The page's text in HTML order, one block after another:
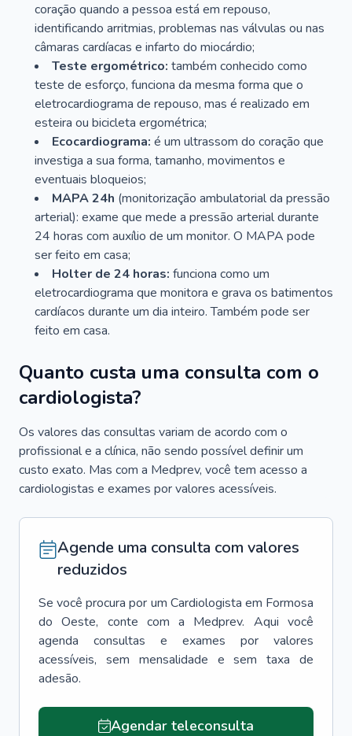
coração quando a pessoa está em repouso,
identificando arritmias, problemas nas válvulas ou nas
câmaras cardíacas e infarto do miocárdio;
Teste ergométrico: também conhecido como
teste de esforço, funciona da mesma forma que o
eletrocardiograma de repouso, mas é realizado em
esteira ou bicicleta ergométrica;
Ecocardiograma: é um ultrassom do coração que
investiga a sua forma, tamanho, movimentos e
eventuais bloqueios;
MAPA 24h (monitorização ambulatorial da pressão
arterial): exame que mede a pressão arterial durante
24 horas com auxílio de um monitor. O MAPA pode
ser feito em casa;
Holter de 24 horas: funciona como um
eletrocardiograma que monitora e grava os batimentos
cardíacos durante um dia inteiro. Também pode ser
feito em casa.
Quanto custa uma consulta com o
cardiologista?
Os valores das consultas variam de acordo com o
profissional e a clínica, não sendo possível definir um
custo exato. Mas com a Medprev, você tem acesso a
cardiologistas e exames por valores acessíveis.
Agende uma consulta com valores
reduzidos
Se você procura por um Cardiologista em Formosa
do Oeste, conte com a Medprev. Aqui você
agenda consultas e exames por valores
acessíveis, sem mensalidade e sem taxa de
adesão.
Agendar teleconsulta